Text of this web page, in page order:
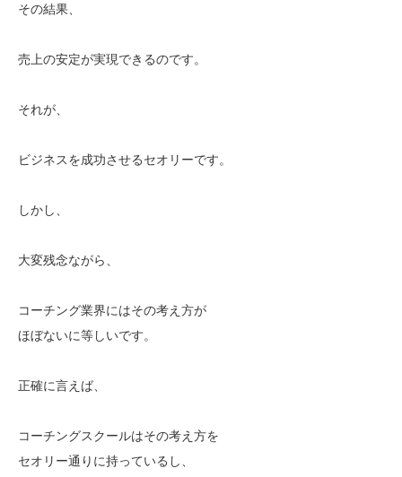
その結果、
売上の安定が実現できるのです。
それが、
ビジネスを成功させるセオリーです。
しかし、
大変残念ながら、
コーチング業界にはその考え方が
ほぼないに等しいです。
正確に言えば、
コーチングスクールはその考え方を
セオリー通りに持っているし、